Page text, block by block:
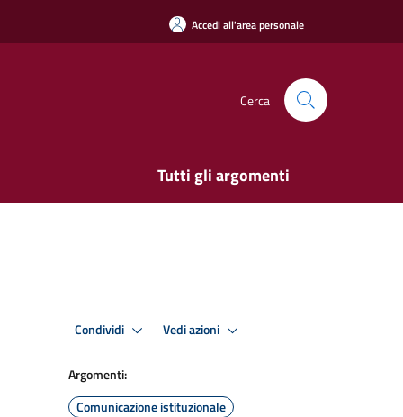
Accedi all'area personale
Cerca
Tutti gli argomenti
Condividi Vedi azioni
Argomenti:
Comunicazione istituzionale